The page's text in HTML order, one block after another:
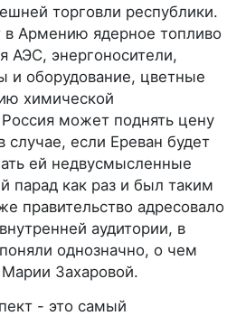
торговли республики.
в Армению ядерное топливо
АЭС, энергоносители,
и оборудование, цветные
химической
может поднять цену
случае, если Ереван будет
ей недвусмысленные
парад как раз и был таким
правительство адресовало
аудитории, в
однозначно, о чем
Марии Захаровой.
- это самый